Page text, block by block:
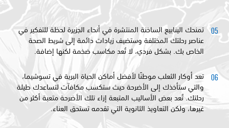
تمنحك الينابيع الساخنة المنتشرة في أنحاء الجزيرة لحظة للتفكير في
عناصر رحلتك المختلفة وستضيف زيادات دائمة إلى شريط الصحة
الخاص بك. بشكل فردي، لا تُعد مكاسب ضخمة لكنها إضافة.
تعد أوكار الثعلب موطنًا لأفضل أماكن الحياة البرية في تسوشيما،
والتي ستأخذك إلى الأضرحة حيث ستكسب مكافآت لتساعدك طيلة
رحلتك. تُعد بعض الأساليب المتبعة إزاء تلك الأضرحة متعبة أكثر من
غيرها، ولكن التعاويذ الثانوية التي تقدمه تستحق العناء.